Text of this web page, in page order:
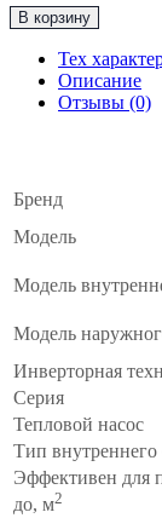
Инверторная
Система
35м2
DC
AS-
В корзину
Тех
Описание
Отзывы (0)
Бренд
Модель
Модель
Модель
Инверторная
Серия
Тепловой насос
Тип внутреннего
Эффективен для
до, м2